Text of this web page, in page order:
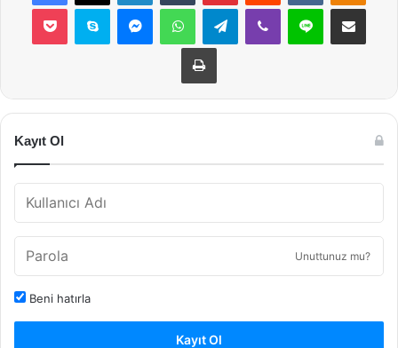
Pocket Skype MessengerWhatsAppTelegramViber Line E-Posta ile
Yazdır
Kayıt Ol
Unuttunuz mu?
Beni hatırla
Kayıt Ol